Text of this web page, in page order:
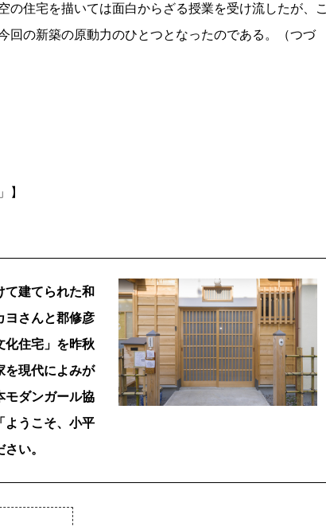
の住宅を描いては面白からざる授業を受け流したが、こ
回の新築の原動力のひとつとなったのである。（つづ
】
建てられた和
ヨさんと郡修彦
化住宅」を昨秋
を現代によみが
モダンガール協
ようこそ、小平
い。